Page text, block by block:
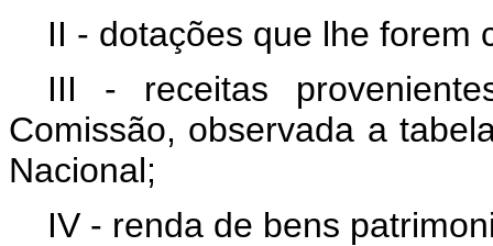
II - dotações que lhe forem
III - receitas
Comissão, observada a
Nacional;
IV - renda de bens